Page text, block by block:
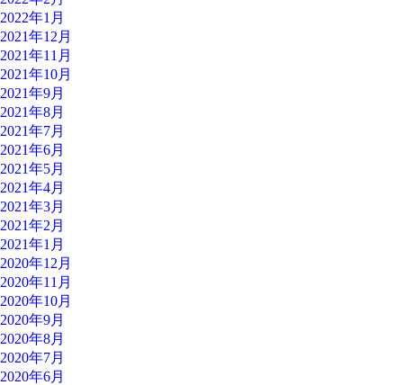
2022年1月
2021年12月
2021年11月
2021年10月
2021年9月
2021年8月
2021年7月
2021年6月
2021年5月
2021年4月
2021年3月
2021年2月
2021年1月
2020年12月
2020年11月
2020年10月
2020年9月
2020年8月
2020年7月
2020年6月